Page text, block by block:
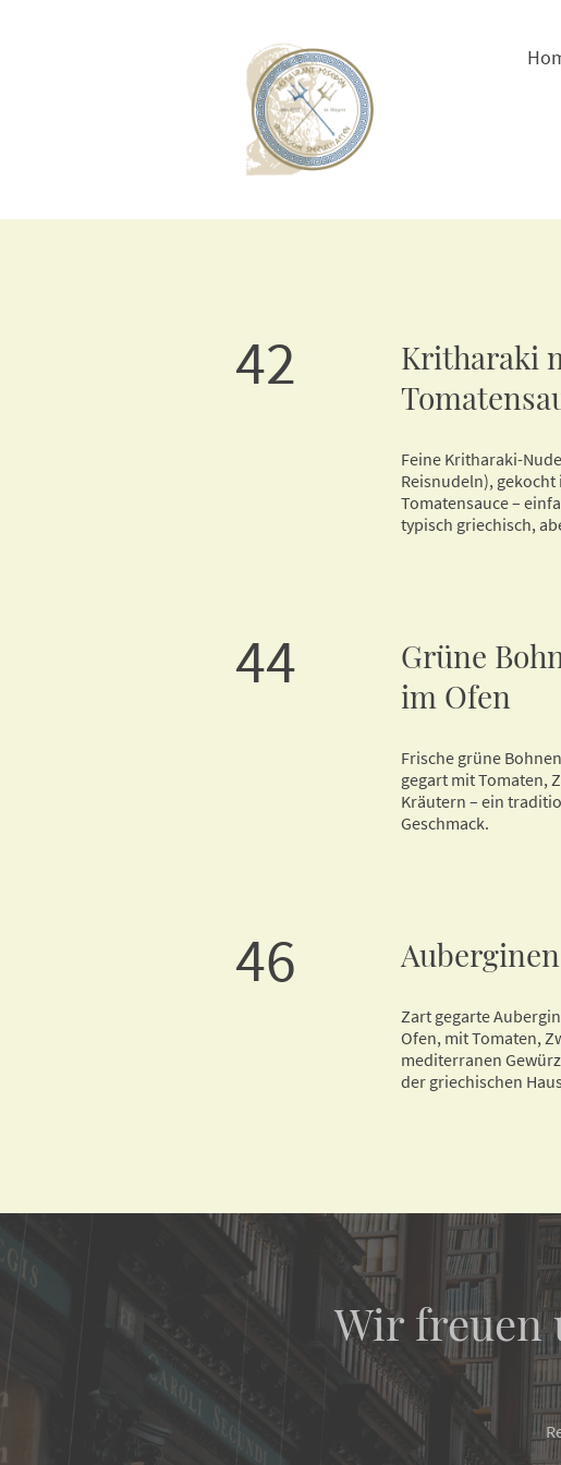
42
Kritharaki
Feine Kritharaki-
Reisnudeln),
Tomatensauce –
typisch griechisch,
44
Grüne
im Ofen
Frische grüne
gegart mit Tomaten,
Kräutern – ein
Geschmack.
46
Zart gegarte
Ofen, mit Tomaten,
mediterranen
der griechischen
Wir freuen